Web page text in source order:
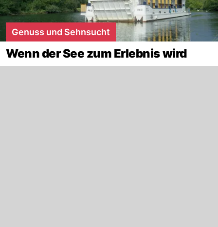
Genuss und Sehnsucht
Wenn der See zum Erlebnis wird